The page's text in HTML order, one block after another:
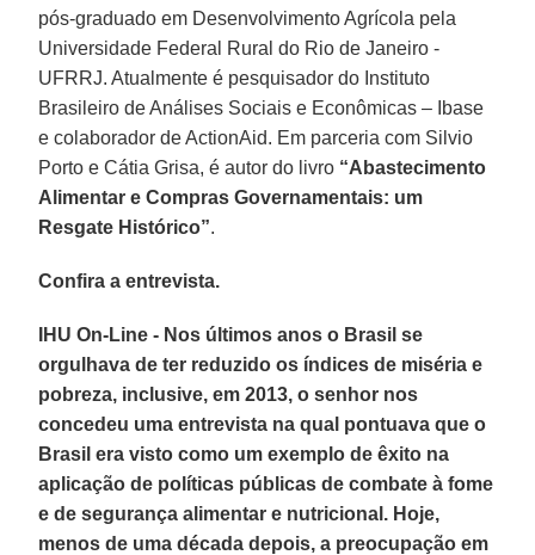
pós-graduado em Desenvolvimento Agrícola pela
Universidade Federal Rural do Rio de Janeiro -
UFRRJ. Atualmente é pesquisador do Instituto
Brasileiro de Análises Sociais e Econômicas – Ibase
e colaborador de ActionAid. Em parceria com Silvio
Porto e Cátia Grisa, é autor do livro “Abastecimento
Alimentar e Compras Governamentais: um
Resgate Histórico”.
Confira a entrevista.
IHU On-Line - Nos últimos anos o Brasil se
orgulhava de ter reduzido os índices de miséria e
pobreza, inclusive, em 2013, o senhor nos
concedeu uma entrevista na qual pontuava que o
Brasil era visto como um exemplo de êxito na
aplicação de políticas públicas de combate à fome
e de segurança alimentar e nutricional. Hoje,
menos de uma década depois, a preocupação em